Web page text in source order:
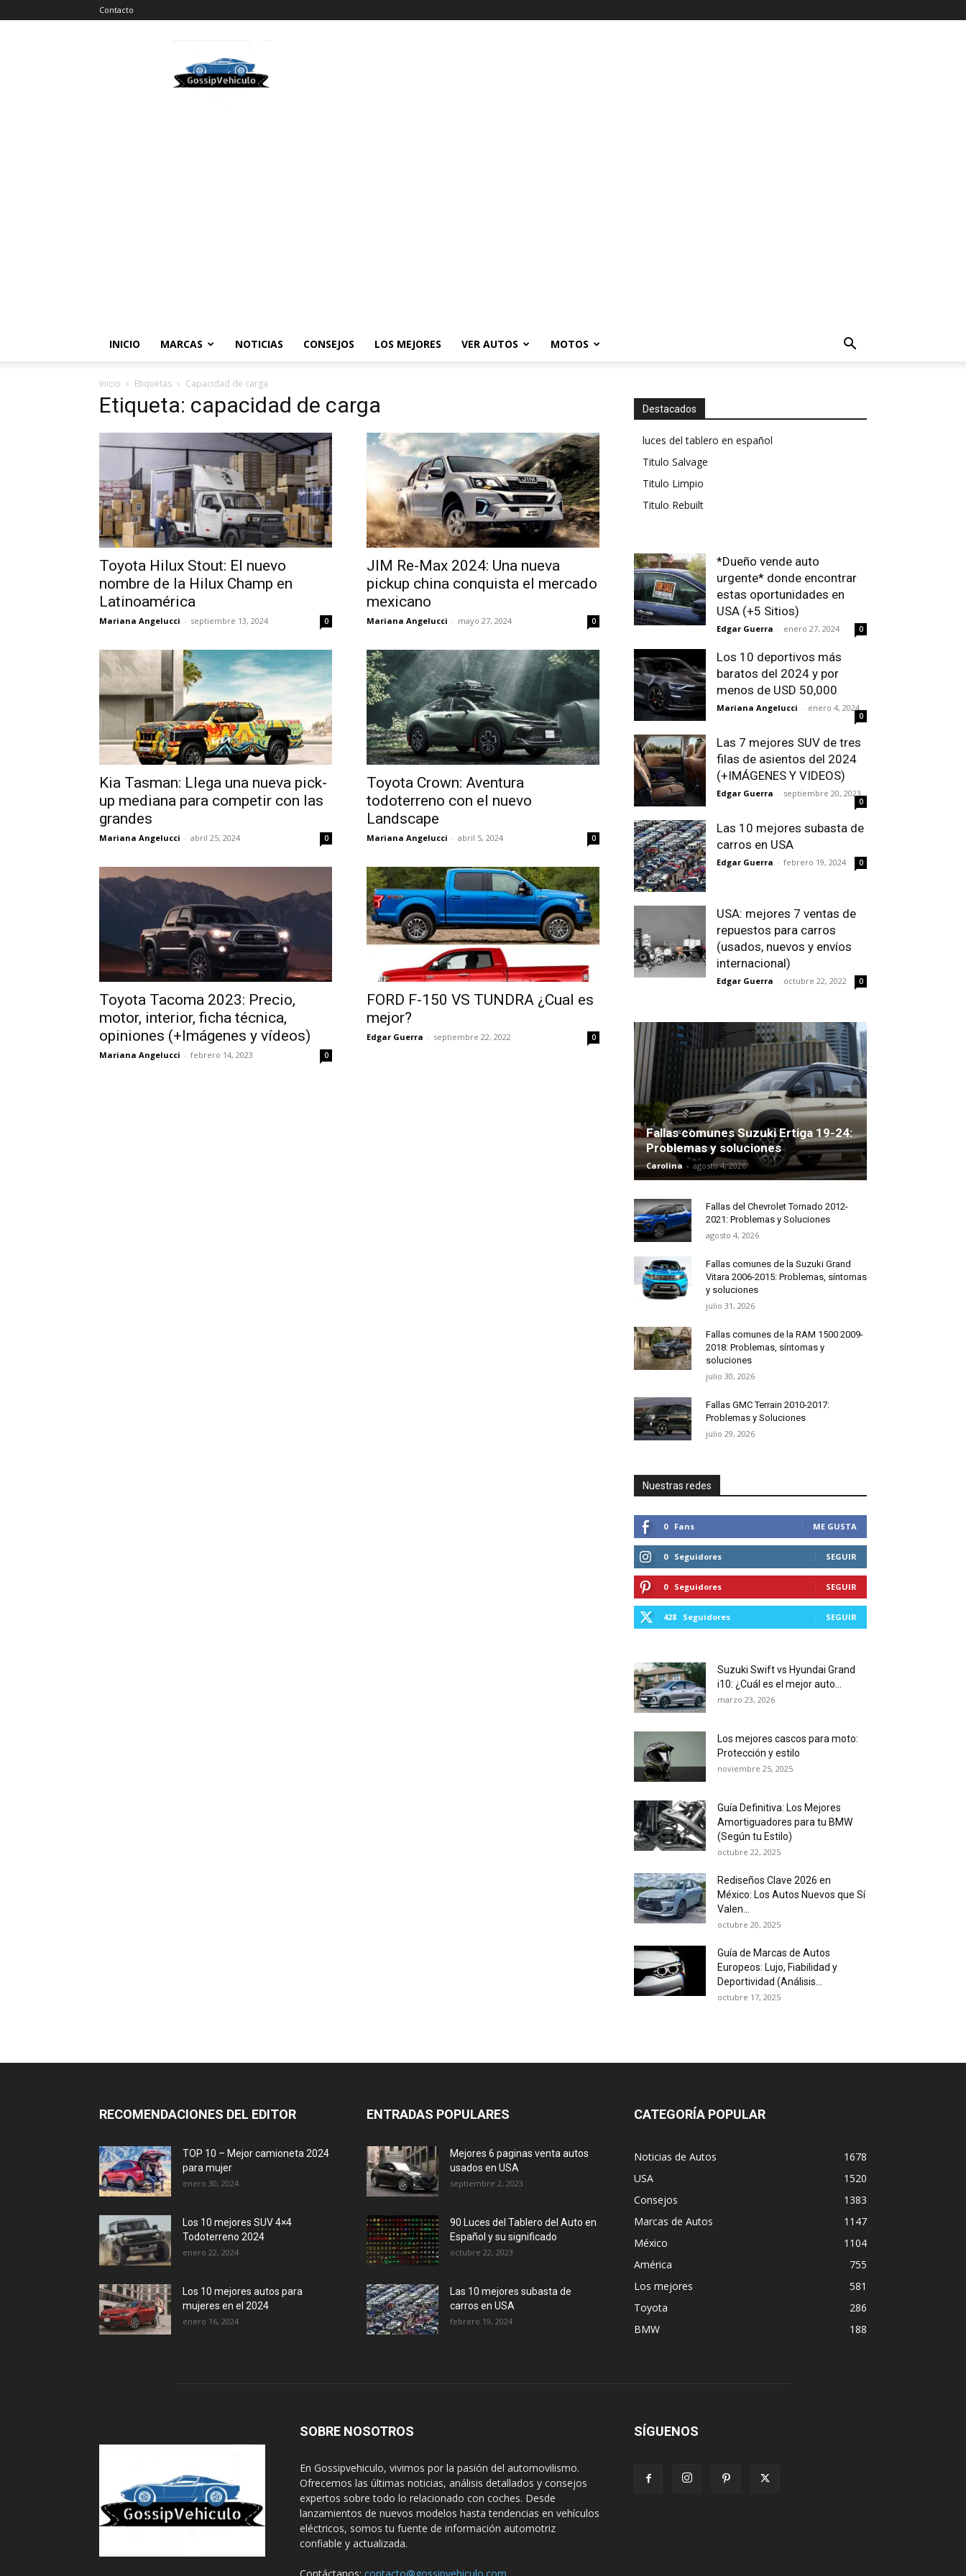
Contacto
Vehiculos
INICIO MARCAS NOTICIAS CONSEJOS LOS MEJORES VER AUTOS MOTOS
Inicio Etiquetas Capacidad de carga
Etiqueta: capacidad de carga
Toyota Hilux Stout: El nuevo
nombre de la Hilux Champ en
Latinoamérica
Mariana Angelucci - septiembre 13, 2024 0
JIM Re-Max 2024: Una nueva
pickup china conquista el mercado
mexicano
Mariana Angelucci - mayo 27, 2024 0
Kia Tasman: Llega una nueva pick-
up mediana para competir con las
grandes
Mariana Angelucci - abril 25, 2024 0
Toyota Crown: Aventura
todoterreno con el nuevo
Landscape
Mariana Angelucci - abril 5, 2024 0
Toyota Tacoma 2023: Precio,
motor, interior, ficha técnica,
opiniones (+Imágenes y vídeos)
Mariana Angelucci - febrero 14, 2023 0
FORD F-150 VS TUNDRA ¿Cual es
mejor?
Edgar Guerra - septiembre 22, 2022 0
Destacados
luces del tablero en español
Titulo Salvage
Titulo Limpio
Titulo Rebuilt
*Dueño vende auto
urgente* donde encontrar
estas oportunidades en
USA (+5 Sitios)
Edgar Guerra - enero 27, 2024 0
Los 10 deportivos más
baratos del 2024 y por
menos de USD 50,000
Mariana Angelucci - enero 4, 2024
0
Las 7 mejores SUV de tres
filas de asientos del 2024
(+IMÁGENES Y VIDEOS)
Edgar Guerra - septiembre 20, 2023
0
Las 10 mejores subasta de
carros en USA
Edgar Guerra - febrero 19, 2024 0
USA: mejores 7 ventas de
repuestos para carros
(usados, nuevos y envíos
internacional)
Edgar Guerra - octubre 22, 2022 0
Fallas comunes Suzuki Ertiga 19-24:
Problemas y soluciones
Carolina - agosto 4, 2026
Fallas del Chevrolet Tornado 2012-
2021: Problemas y Soluciones
agosto 4, 2026
Fallas comunes de la Suzuki Grand
Vitara 2006-2015: Problemas, síntomas
y soluciones
julio 31, 2026
Fallas comunes de la RAM 1500 2009-
2018: Problemas, síntomas y
soluciones
julio 30, 2026
Fallas GMC Terrain 2010-2017:
Problemas y Soluciones
julio 29, 2026
Nuestras redes
0 Fans ME GUSTA
0 Seguidores SEGUIR
0 Seguidores SEGUIR
428 Seguidores SEGUIR
Suzuki Swift vs Hyundai Grand
i10: ¿Cuál es el mejor auto...
marzo 23, 2026
Los mejores cascos para moto:
Protección y estilo
noviembre 25, 2025
Guía Definitiva: Los Mejores
Amortiguadores para tu BMW
(Según tu Estilo)
octubre 22, 2025
Rediseños Clave 2026 en
México: Los Autos Nuevos que Sí
Valen...
octubre 20, 2025
Guía de Marcas de Autos
Europeos: Lujo, Fiabilidad y
Deportividad (Análisis...
octubre 17, 2025
RECOMENDACIONES DEL EDITOR
TOP 10 – Mejor camioneta 2024
para mujer
enero 30, 2024
Los 10 mejores SUV 4×4
Todoterreno 2024
enero 22, 2024
Los 10 mejores autos para
mujeres en el 2024
enero 16, 2024
ENTRADAS POPULARES
Mejores 6 paginas venta autos
usados en USA
septiembre 2, 2023
90 Luces del Tablero del Auto en
Español y su significado
octubre 22, 2023
Las 10 mejores subasta de
carros en USA
febrero 19, 2024
CATEGORÍA POPULAR
Noticias de Autos
1678
USA
1520
Consejos
1383
Marcas de Autos
1147
México
1104
América
755
Los mejores
581
Toyota
286
BMW
188
SOBRE NOSOTROS
En Gossipvehiculo, vivimos por la pasión del automovilismo.
Ofrecemos las últimas noticias, análisis detallados y consejos
expertos sobre todo lo relacionado con coches. Desde
lanzamientos de nuevos modelos hasta tendencias en vehículos
eléctricos, somos tu fuente de información automotriz
confiable y actualizada.
SÍGUENOS